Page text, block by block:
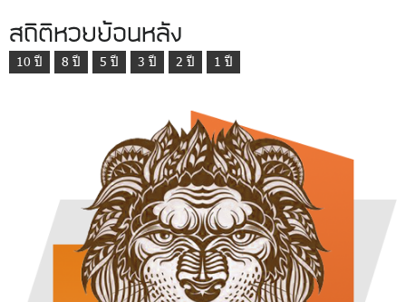
สถิติหวยย้อนหลัง
10 ปี 8 ปี 5 ปี 3 ปี 2 ปี 1 ปี